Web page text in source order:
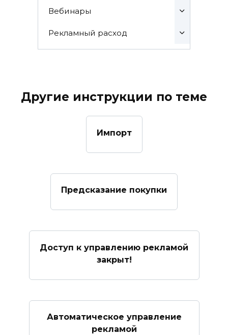
Вебинары
Рекламный расход
Другие инструкции по теме
Импорт
Предсказание покупки
Доступ к управлению рекламой
закрыт!
Автоматическое управление
рекламой